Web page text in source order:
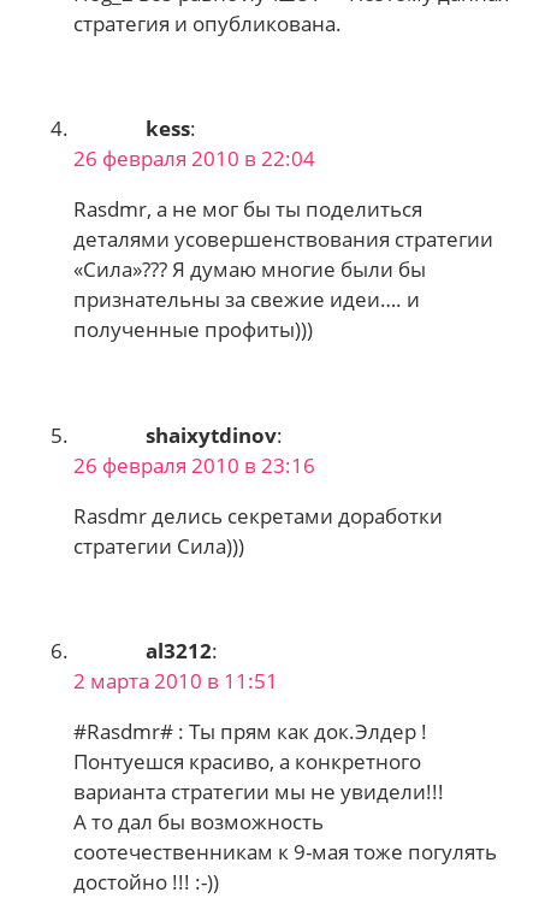
стратегия и опубликована.
kess:
26 февраля 2010 в 22:04
Rasdmr, а не мог бы ты поделиться
деталями усовершенствования стратегии
«Сила»??? Я думаю многие были бы
признательны за свежие идеи…. и
полученные профиты)))
shaixytdinov:
26 февраля 2010 в 23:16
Rasdmr делись секретами доработки
стратегии Сила)))
al3212:
2 марта 2010 в 11:51
#Rasdmr# : Ты прям как док.Элдер !
Понтуешся красиво, а конкретного
варианта стратегии мы не увидели!!!
А то дал бы возможность
соотечественникам к 9-мая тоже погулять
достойно !!! :-))